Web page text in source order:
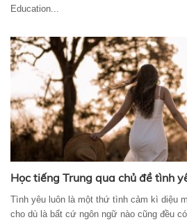
Education...
Học tiếng Trung qua chủ đề tình
Tình yêu luôn là một thứ tình cảm kì diệu
cho dù là bất cứ ngôn ngữ nào cũng đều